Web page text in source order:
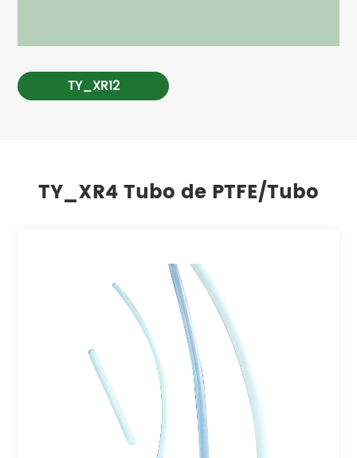
TY_XR12
TY_XR4 Tubo de PTFE/Tubo